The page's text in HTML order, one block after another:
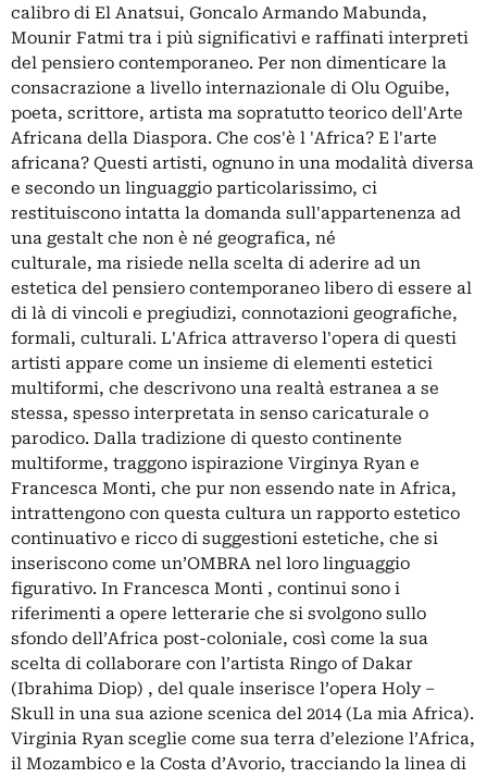
calibro di El Anatsui, Goncalo Armando Mabunda,
Mounir Fatmi tra i più significativi e raffinati interpreti
del pensiero contemporaneo. Per non dimenticare la
consacrazione a livello internazionale di Olu Oguibe,
poeta, scrittore, artista ma sopratutto teorico dell'Arte
Africana della Diaspora. Che cos'è l 'Africa? E l'arte
africana? Questi artisti, ognuno in una modalità diversa
e secondo un linguaggio particolarissimo, ci
restituiscono intatta la domanda sull'appartenenza ad
una gestalt che non è né geografica, né
culturale, ma risiede nella scelta di aderire ad un
estetica del pensiero contemporaneo libero di essere al
di là di vincoli e pregiudizi, connotazioni geografiche,
formali, culturali. L'Africa attraverso l'opera di questi
artisti appare come un insieme di elementi estetici
multiformi, che descrivono una realtà estranea a se
stessa, spesso interpretata in senso caricaturale o
parodico. Dalla tradizione di questo continente
multiforme, traggono ispirazione Virginya Ryan e
Francesca Monti, che pur non essendo nate in Africa,
intrattengono con questa cultura un rapporto estetico
continuativo e ricco di suggestioni estetiche, che si
inseriscono come un’OMBRA nel loro linguaggio
figurativo. In Francesca Monti , continui sono i
riferimenti a opere letterarie che si svolgono sullo
sfondo dell’Africa post-coloniale, così come la sua
scelta di collaborare con l’artista Ringo of Dakar
(Ibrahima Diop) , del quale inserisce l’opera Holy –
Skull in una sua azione scenica del 2014 (La mia Africa).
Virginia Ryan sceglie come sua terra d’elezione l’Africa,
il Mozambico e la Costa d’Avorio, tracciando la linea di